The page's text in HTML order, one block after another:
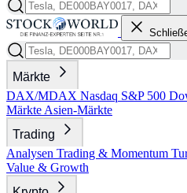
Märkte
DAX/MDAX Nasdaq S&P 500
Märkte Asien-Märkte
Trading
Analysen Trading & Momentum
Value & Growth